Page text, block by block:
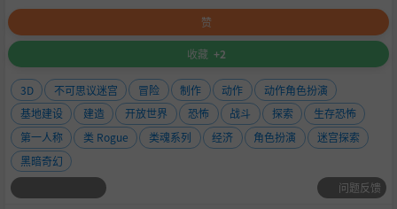
赞
收藏 +2
3D 不可思议迷宫 冒险 制作 动作
动作角色扮演
基地建设
建造 开放世界 恐怖 战斗 探索
生存恐怖
第一人称
类 Rogue 类魂系列 经济 角色扮演
迷宫探索
黑暗奇幻
问题反馈